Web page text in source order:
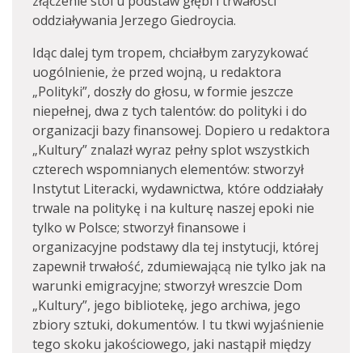
oddziaływania Jerzego Giedroycia.
Idąc dalej tym tropem, chciałbym zaryzykować
uogólnienie, że przed wojną, u redaktora
„Polityki”, doszły do głosu, w formie jeszcze
niepełnej, dwa z tych talentów: do polityki i do
organizacji bazy finansowej. Dopiero u redaktora
„Kultury” znalazł wyraz pełny splot wszystkich
czterech wspomnianych elementów: stworzył
Instytut Literacki, wydawnictwa, które oddziałały
trwale na politykę i na kulturę naszej epoki nie
tylko w Polsce; stworzył finansowe i
organizacyjne podstawy dla tej instytucji, której
zapewnił trwałość, zdumiewającą nie tylko jak na
warunki emigracyjne; stworzył wreszcie Dom
„Kultury”, jego bibliotekę, jego archiwa, jego
zbiory sztuki, dokumentów. I tu tkwi wyjaśnienie
tego skoku jakościowego, jaki nastąpił między